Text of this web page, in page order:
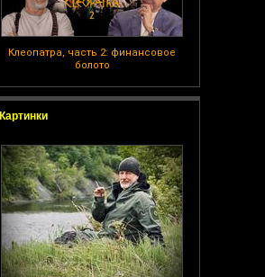
Клеопатра, часть 2: финансовое
болото
Картинки